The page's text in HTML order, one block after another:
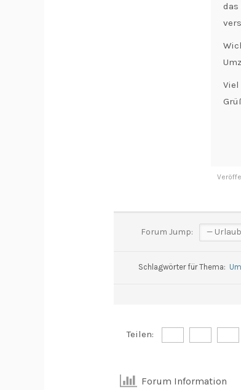
Forum Jump:
Schlagwörter für Thema:
Teilen:
Forum Information